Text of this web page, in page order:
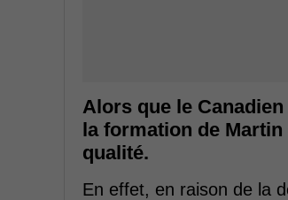
Alors que le
la formation de
qualité.
En effet, en raison de la